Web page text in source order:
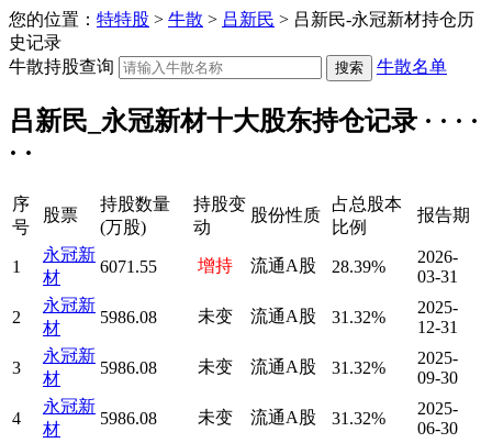
您的位置： 特特股 > 牛散 > 吕新民 > 吕新民-永冠新材持仓历
史记录
牛散持股查询
牛散名单
吕新民_永冠新材十大股东持仓记录 · · · ·
· ·
序
号
股票
持股数量
(万股)
持股变
动
股份性质
占总股本
比例
报告期
1
永冠新
材
6071.55 增持 流通A股 28.39%
2026-
03-31
2
永冠新
材
5986.08 未变 流通A股 31.32%
2025-
12-31
3
永冠新
材
5986.08 未变 流通A股 31.32%
2025-
09-30
4
永冠新
材
5986.08 未变 流通A股 31.32%
2025-
06-30